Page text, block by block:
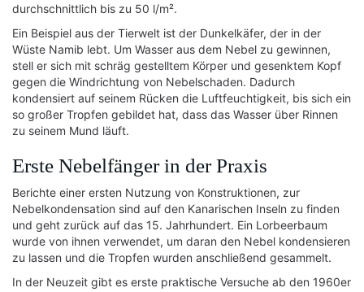
durchschnittlich bis zu 50 l/m².
Ein Beispiel aus der Tierwelt ist der Dunkelkäfer, der in der
Wüste Namib lebt. Um Wasser aus dem Nebel zu gewinnen,
stell er sich mit schräg gestelltem Körper und gesenktem Kopf
gegen die Windrichtung von Nebelschaden. Dadurch
kondensiert auf seinem Rücken die Luftfeuchtigkeit, bis sich ein
so großer Tropfen gebildet hat, dass das Wasser über Rinnen
zu seinem Mund läuft.
Erste Nebelfänger in der Praxis
Berichte einer ersten Nutzung von Konstruktionen, zur
Nebelkondensation sind auf den Kanarischen Inseln zu finden
und geht zurück auf das 15. Jahrhundert. Ein Lorbeerbaum
wurde von ihnen verwendet, um daran den Nebel kondensieren
zu lassen und die Tropfen wurden anschließend gesammelt.
In der Neuzeit gibt es erste praktische Versuche ab den 1960er